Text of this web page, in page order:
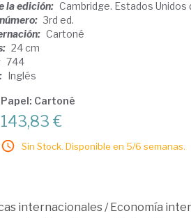
la edición: Cambridge. Estados
3rd ed.
Cartoné
24 cm
744
Inglés
Papel: Cartoné
143,83 €
Sin Stock. Disponible en 5/6 semanas.
internacionales/Economía